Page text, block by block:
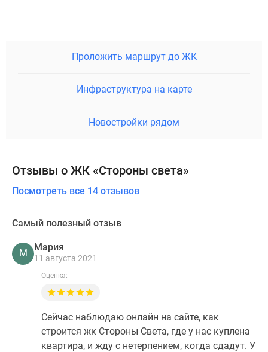
Проложить маршрут до ЖК
Инфраструктура на карте
Новостройки рядом
Отзывы о ЖК «Стороны света»
Посмотреть все 14 отзывов
Самый полезный отзыв
М
Мария
11 августа 2021
Оценка:
Сейчас наблюдаю онлайн на сайте, как
строится жк Стороны Света, где у нас куплена
квартира, и жду с нетерпением, когда сдадут. У